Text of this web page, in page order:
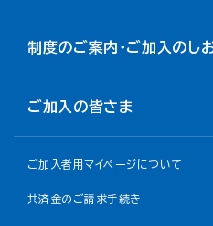
制度のご案内・ご加入のし
ご加入の皆さま
ご加入者用マイページについて
共済金のご請求手続き